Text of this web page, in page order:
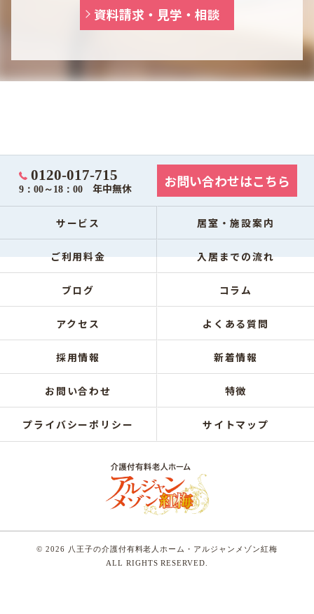
資料請求・見学・相談
0120-017-715
9：00～18：00 年中無休 お問い合わせはこちら
サービス 居室・施設案内
ご利用料金 入居までの流れ
ブログ コラム
アクセス よくある質問
採用情報 新着情報
お問い合わせ 特徴
プライバシーポリシー サイトマップ
© 2026 八王子の介護付有料老人ホーム・アルジャンメゾン紅梅
ALL RIGHTS RESERVED.